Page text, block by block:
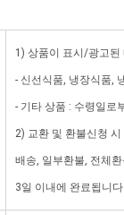
1) 상품이 표시/광고된
- 신선식품, 냉장식품,
- 기타 상품 : 수령일로
2) 교환 및 환불신청
배송, 일부환불, 전체
3일 이내에 완료됩니